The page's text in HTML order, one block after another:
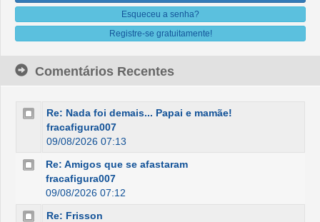
Esqueceu a senha?
Registre-se gratuitamente!
Comentários Recentes
Re: Nada foi demais... Papai e mamãe!
fracafigura007
09/08/2026 07:13
Re: Amigos que se afastaram
fracafigura007
09/08/2026 07:12
Re: Frisson